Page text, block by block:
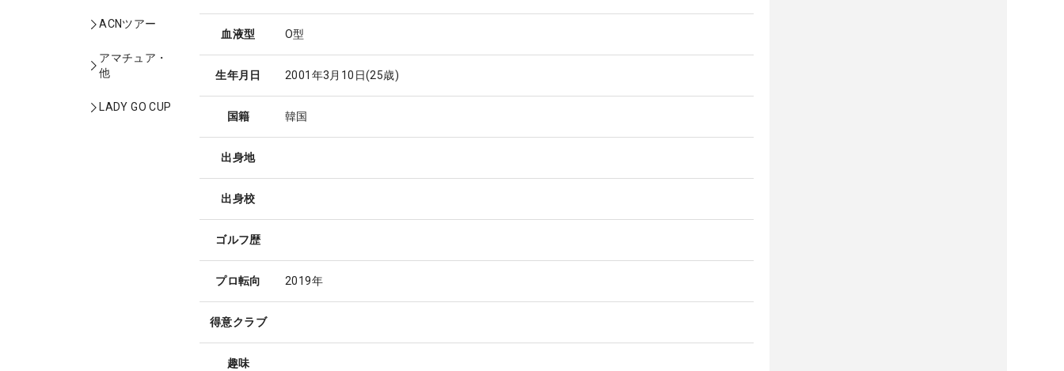
ACNツアー
アマチュア・
他
LADY GO CUP
血液型 O型
生年月日 2001年3月10日(25歳)
国籍 韓国
出身地
出身校
ゴルフ歴
プロ転向 2019年
得意クラブ
趣味